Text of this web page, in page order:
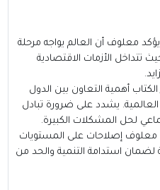
معلوف أن العالم يواجه مرحلة
تتداخل الأزمات الاقتصادية
الكتاب أهمية التعاون بين الدول
يشدد على ضرورة تبادل
لحل المشكلات الكبيرة.
معلوف إصلاحات على المستويات
لضمان استدامة التنمية والحد من